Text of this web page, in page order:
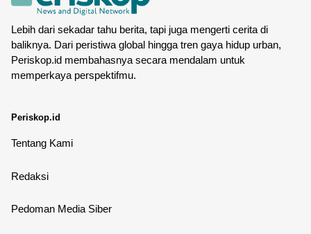
Lebih dari sekadar tahu berita, tapi juga mengerti cerita di
baliknya. Dari peristiwa global hingga tren gaya hidup urban,
Periskop.id membahasnya secara mendalam untuk
memperkaya perspektifmu.
Periskop.id
Tentang Kami
Redaksi
Pedoman Media Siber